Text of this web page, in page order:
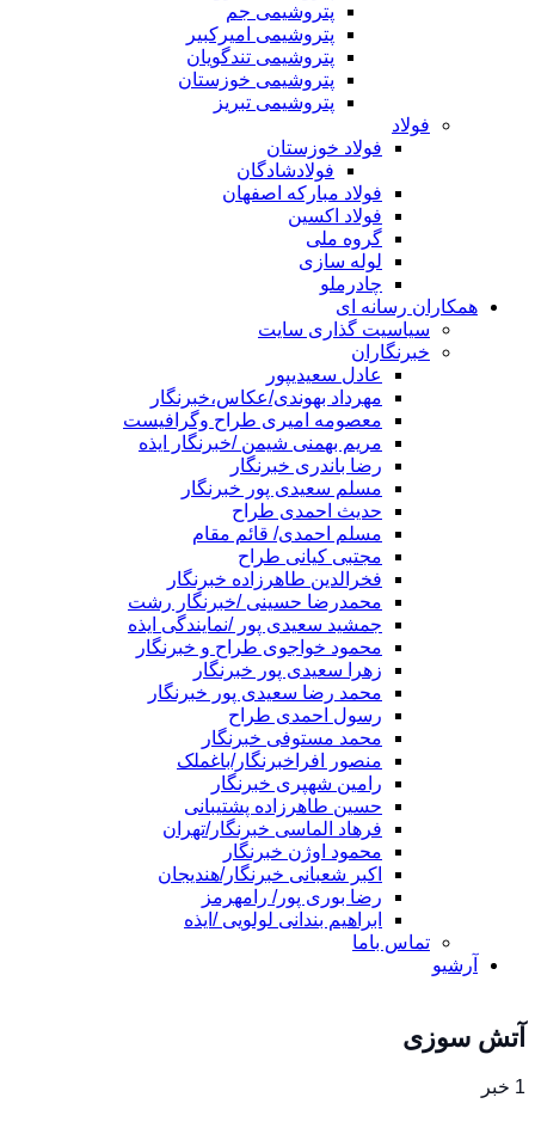
پتروشیمی جم
پتروشیمی امیرکبیر
پتروشیمی تندگویان
پتروشیمی خوزستان
پتروشیمی تبریز
فولاد
فولاد خوزستان
فولادشادگان
فولاد مبارکه اصفهان
فولاد اکسین
گروه ملی
لوله سازی
چادرملو
همکاران رسانه ای
سیاسیت گذاری سایت
خبرنگاران
عادل سعیدیپور
مهرداد بهوندی/عکاس،خبرنگار
معصومه امیری طراح وگرافیست
مریم بهمنی شیمن /خبرنگار ایذه
رضا باندری خبرنگار
مسلم سعیدی پور خبرنگار
حدیث احمدی طراح
مسلم احمدی/ قائم مقام
مجتبی کیانی طراح
فخرالدین طاهرزاده خبرنگار
محمدرضا حسینی /خبرنگار رشت
جمشید سعیدی پور /نمایندگی ایذه
محمود خواجوی طراح و خبرنگار
زهرا سعیدی پور خبرنگار
محمد رضا سعیدی پور خبرنگار
رسول احمدی طراح
محمد مستوفی خبرنگار
منصور افراخبرنگار/باغملک
رامین شهپری خبرنگار
حسین طاهرزاده پشتیبانی
فرهاد الماسی خبرنگار/تهران
محمود اوژن خبرنگار
اکبر شعبانی خبرنگار/هندیجان
رضا بوری پور/ رامهرمز
ابراهیم بندانی لولویی /ایذه
تماس باما
آرشیو
آتش سوزی
1 خبر